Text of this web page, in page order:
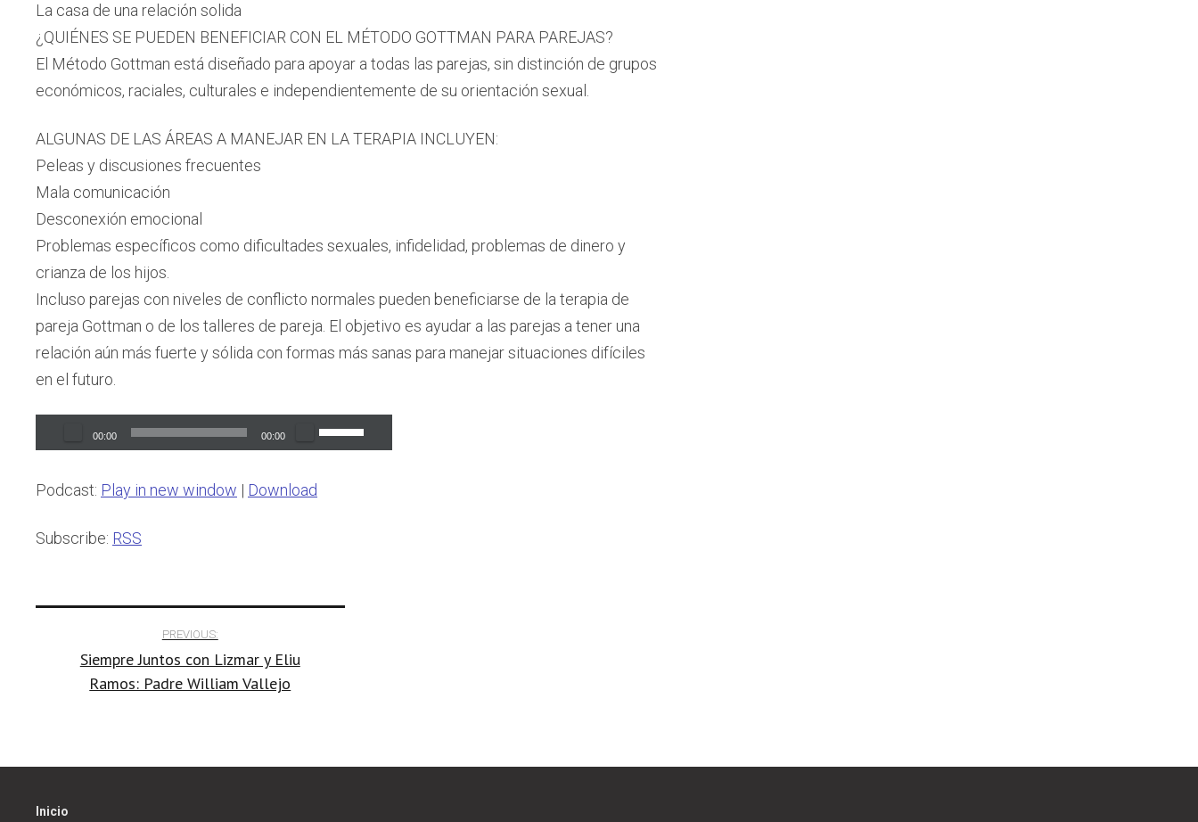
La casa de una relación solida
¿QUIÉNES SE PUEDEN BENEFICIAR CON EL MÉTODO GOTTMAN PARA PAREJAS?
El Método Gottman está diseñado para apoyar a todas las parejas, sin distinción de grupos
económicos, raciales, culturales e independientemente de su orientación sexual.
ALGUNAS DE LAS ÁREAS A MANEJAR EN LA TERAPIA INCLUYEN:
Peleas y discusiones frecuentes
Mala comunicación
Desconexión emocional
Problemas específicos como dificultades sexuales, infidelidad, problemas de dinero y
crianza de los hijos.
Incluso parejas con niveles de conflicto normales pueden beneficiarse de la terapia de
pareja Gottman o de los talleres de pareja. El objetivo es ayudar a las parejas a tener una
relación aún más fuerte y sólida con formas más sanas para manejar situaciones difíciles
en el futuro.
Player
00:00 00:00
Use
Up/Down
Podcast: Play in new window | Download
Subscribe: RSS
navigation
PREVIOUS:
Siempre Juntos con Lizmar y Eliu
Ramos: Padre William Vallejo
Inicio